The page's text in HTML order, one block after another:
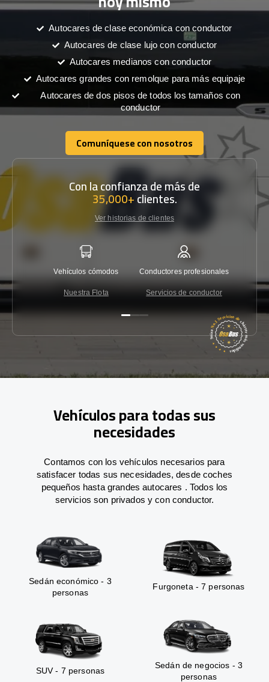
Autocares de clase económica con conductor
Autocares de clase lujo con conductor
Autocares medianos con conductor
Autocares grandes con remolque para más equipaje
Autocares de dos pisos de todos los tamaños con
conductor
Comuníquese con nosotros
Comuníquese con nosotros
Con la confianza de más de
35,000+clientes.
Ver historias de clientes
Vehículos cómodos
Nuestra Flota
Conductores profesionales
Servicios de conductor
Vehículos para todas sus
necesidades
Contamos con los vehículos necesarios para
satisfacer todas sus necesidades, desde coches
pequeños hasta grandes autocares . Todos los
servicios son privados y con conductor.
Sedán económico - 3
personas
Furgoneta - 7 personas
SUV - 7 personas
Sedán de negocios - 3
personas